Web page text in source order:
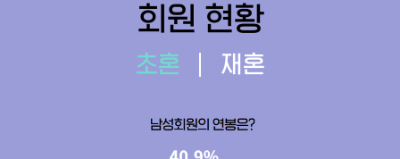
회원 현황
초혼 재혼